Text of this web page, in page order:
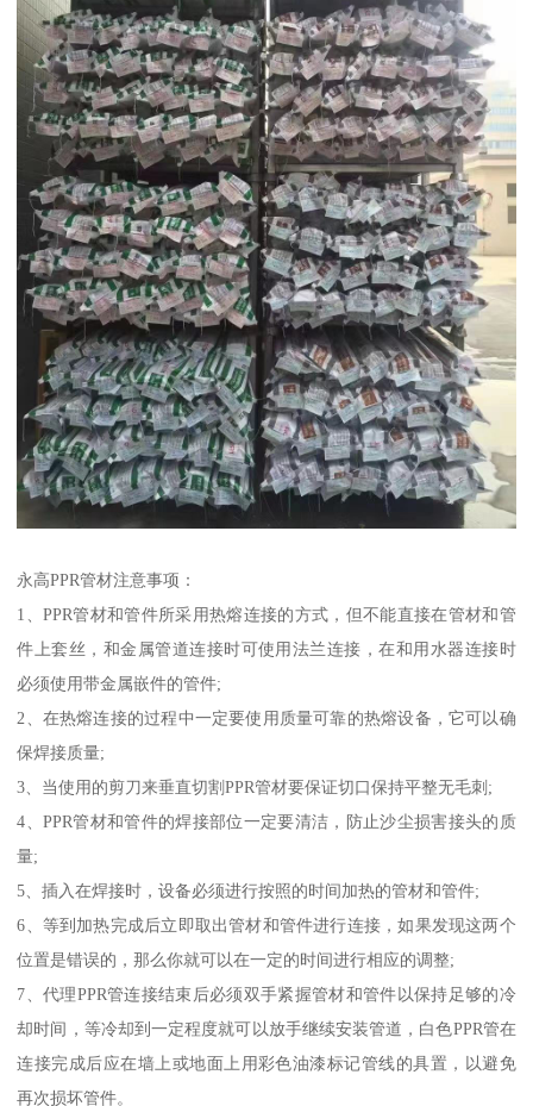
永高PPR管材注意事项：
1、PPR管材和管件所采用热熔连接的方式，但不能直接在管材和管
件上套丝，和金属管道连接时可使用法兰连接，在和用水器连接时
必须使用带金属嵌件的管件;
2、在热熔连接的过程中一定要使用质量可靠的热熔设备，它可以确
保焊接质量;
3、当使用的剪刀来垂直切割PPR管材要保证切口保持平整无毛刺;
4、PPR管材和管件的焊接部位一定要清洁，防止沙尘损害接头的质
量;
5、插入在焊接时，设备必须进行按照的时间加热的管材和管件;
6、等到加热完成后立即取出管材和管件进行连接，如果发现这两个
位置是错误的，那么你就可以在一定的时间进行相应的调整;
7、代理PPR管连接结束后必须双手紧握管材和管件以保持足够的冷
却时间，等冷却到一定程度就可以放手继续安装管道，白色PPR管在
连接完成后应在墙上或地面上用彩色油漆标记管线的具置，以避免
再次损坏管件。